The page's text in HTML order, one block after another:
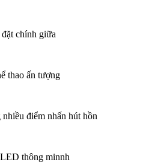
chính giữa
thao ấn tượng
điểm nhấn hút hồn
thông minnh